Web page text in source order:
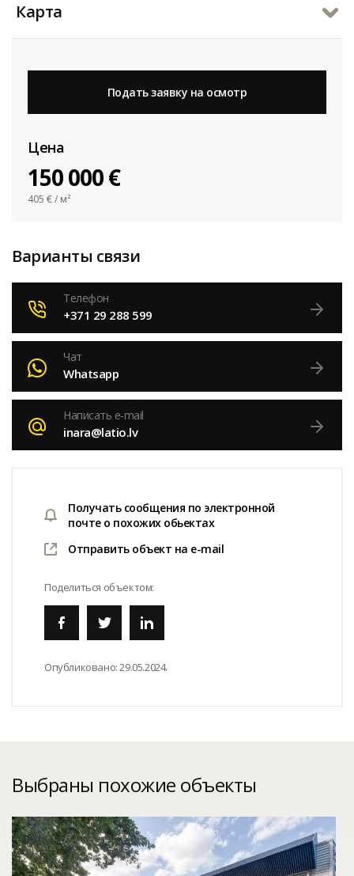
Карта
Подать заявку на осмотр
Цена
150 000 €
405 € / м²
Варианты связи
Телефон
+371 29 288 599
Чат
Whatsapp
Написать e-mail
inara@latio.lv
Получать сообщения по электронной
почте о похожих обьектах
Отправить объект на e-mail
Поделиться объектом:
Опубликовано:29.05.2024.
Выбраны похожие объекты